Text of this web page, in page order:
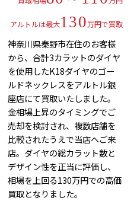
アルトルは最大130万円で買取
神奈川県秦野市在住のお客様
から、合計3カラットのダイヤ
を使用したK18ダイヤのゴー
ルドネックレスをアルトル銀
座店にて買取いたしました。
金相場上昇のタイミングでご
売却を検討され、複数店舗を
比較されたうえで当店へご来
店。ダイヤの総カラット数と
デザイン性を正当に評価し、
相場を上回る130万円での高価
買取となりました。